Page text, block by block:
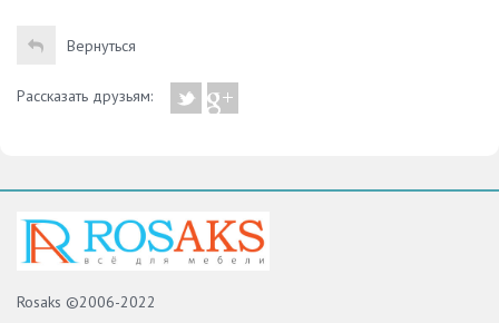
Вернуться
Рассказать друзьям:
Rosaks ©2006-2022